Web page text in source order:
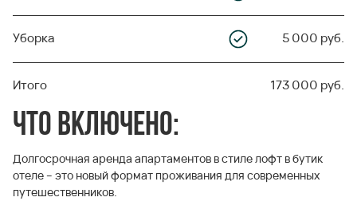
Уборка 5 000 руб.
Итого 173 000 руб.
ЧТО ВКЛЮЧЕНО:
Долгосрочная аренда апартаментов в стиле лофт в бутик
отеле – это новый формат проживания для современных
путешественников.